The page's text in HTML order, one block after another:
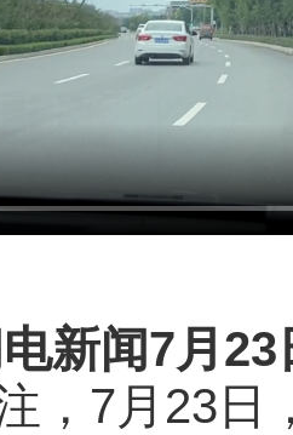
电新闻7月23
，7月23日